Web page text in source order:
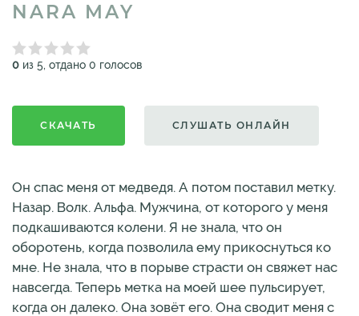
NARA MAY
0 из 5, отдано 0 голосов
СКАЧАТЬ СЛУШАТЬ ОНЛАЙН
Он спас меня от медведя. А потом поставил метку.
Назар. Волк. Альфа. Мужчина, от которого у меня
подкашиваются колени. Я не знала, что он
оборотень, когда позволила ему прикоснуться ко
мне. Не знала, что в порыве страсти он свяжет нас
навсегда. Теперь метка на моей шее пульсирует,
когда он далеко. Она зовёт его. Она сводит меня с